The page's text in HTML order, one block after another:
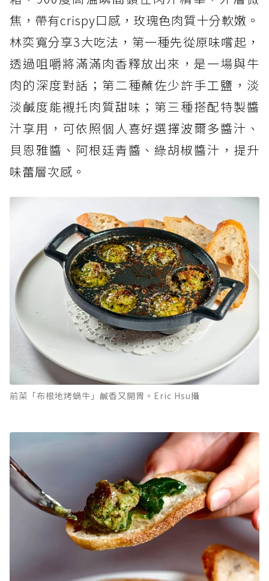
焦，帶有crispy口感，玫瑰色肉質十分軟嫩。
林奕寬分享3大吃法，第一種先從原味嚐起，
透過咀嚼將滿滿肉香釋放出來，是一場與牛
肉的深度對話；第二種蘸佐少許手工鹽，淡
淡鹹度能襯托肉質甜味；第三種搭配特製醬
汁享用，可依照個人喜好選擇波爾多醬汁、
貝恩雅醬、阿根廷青醬、綠胡椒醬汁，提升
味蕾層次感。
前菜「布根地烤蝸牛」鹹香又開胃。Eric Hsu攝